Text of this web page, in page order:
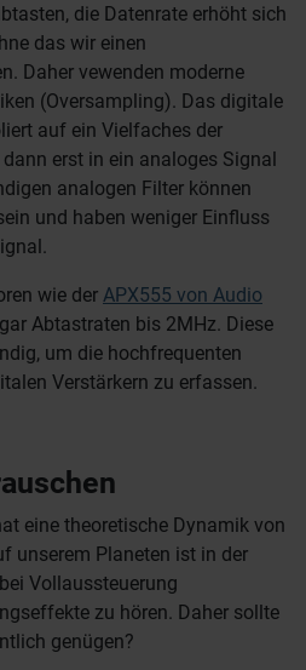
die Datenrate erhöht sich
das wir einen
Daher vewenden moderne
(Oversampling). Das digitale
auf ein Vielfaches der
erst in ein analoges Signal
analogen Filter können
und haben weniger Einfluss
wie der APX555 von Audio
Abtastraten bis 2MHz. Diese
um die hochfrequenten
Verstärkern zu erfassen.
eine theoretische Dynamik von
unserem Planeten ist in der
Vollaussteuerung
zu hören. Daher sollte
genügen?